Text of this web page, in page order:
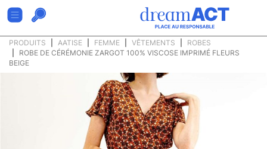
PRODUITS AATISE FEMME VÊTEMENTS
ROBES
ROBE DE CÉRÉMONIE ZARGOT 100% VISCOSE IMPRIMÉ FLEURS
BEIGE